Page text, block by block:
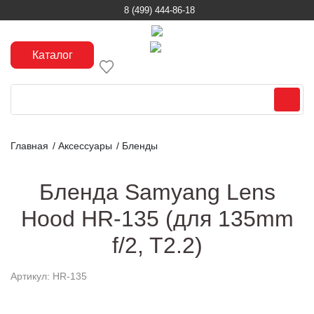
8 (499) 444-86-18
Каталог
Главная / Аксессуары / Бленды
Бленда Samyang Lens
Hood HR-135 (для 135mm
f/2, T2.2)
Артикул: HR-135